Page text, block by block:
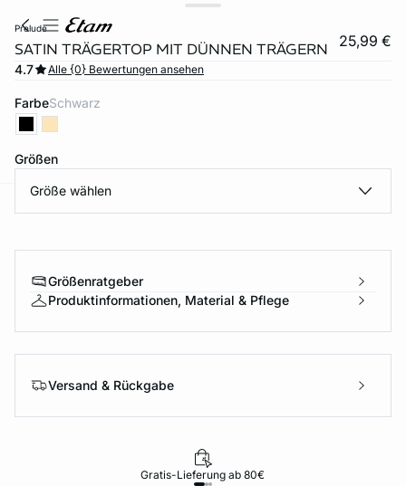
prelude
SATIN TRÄGERTOP MIT DÜNNEN TRÄGERN 25,99 €
4.7 Alle {0} Bewertungen ansehen
Farbe schwarz
Größen
Größe wählen
Größenratgeber
Produktinformationen, Material & Pflege
Versand & Rückgabe
Gratis-Lieferung ab 80€